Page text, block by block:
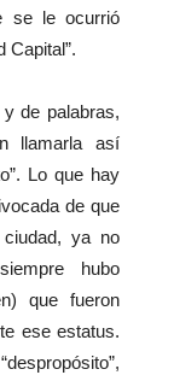
se le ocurrió
Capital”.
de palabras,
llamarla así
Lo que hay
de que
ya no
hubo
que fueron
ese estatus.